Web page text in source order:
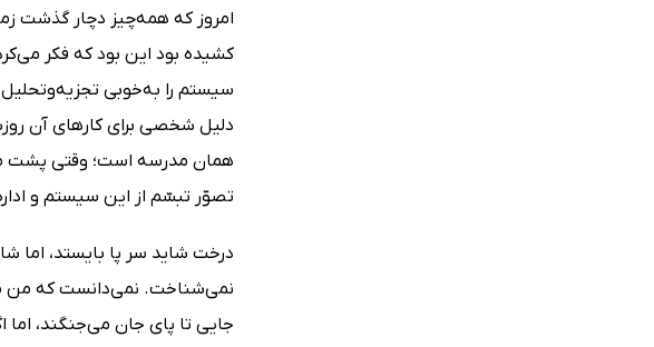
امروز که همه‌چیز دچار گذشت
کشیده بود این بود که فکر
سیستم را به‌خوبی
دلیل شخصی برای کارهای آن
همان مدرسه است؛ وقتی پشت
تصوّر تبسّم از این سیستم و
درخت شاید سر پا بایستد، اما
نمی‌شناخت. نمی‌دانست که من
جایی تا پای جان می‌جنگند، اما